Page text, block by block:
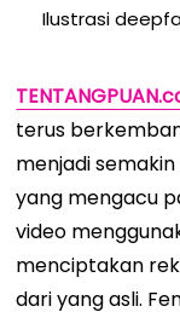
Ilustrasi
terus
menjadi
yang mengacu
video
menciptakan
dari yang asli.